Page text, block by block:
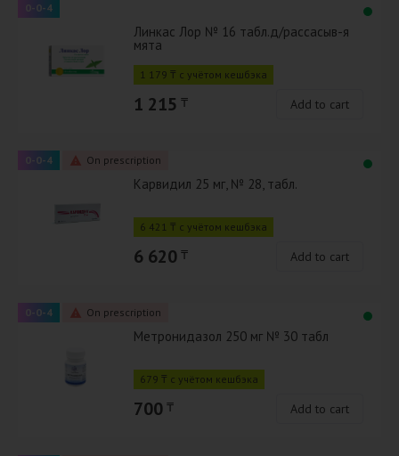
0-0-4
Линкас Лор № 16 табл.д/рассасыв-я
мята
1 179 ₸ с учётом кешбэка
1 215 ₸ Add to cart
0-0-4 On prescription
Карвидил 25 мг, № 28, табл.
6 421 ₸ с учётом кешбэка
6 620 ₸ Add to cart
0-0-4 On prescription
Метронидазол 250 мг № 30 табл
679 ₸ с учётом кешбэка
700 ₸ Add to cart